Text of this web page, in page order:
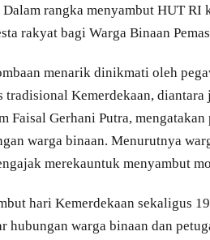
rangka menyambut HUT RI
rakyat bagi Warga Binaan
menarik dinikmati oleh
tradisional Kemerdekaan,
Faisal Gerhani Putra,
warga binaan. Menurutnya
merekauntuk menyambut
hari Kemerdekaan sekaligus
hubungan warga binaan dan